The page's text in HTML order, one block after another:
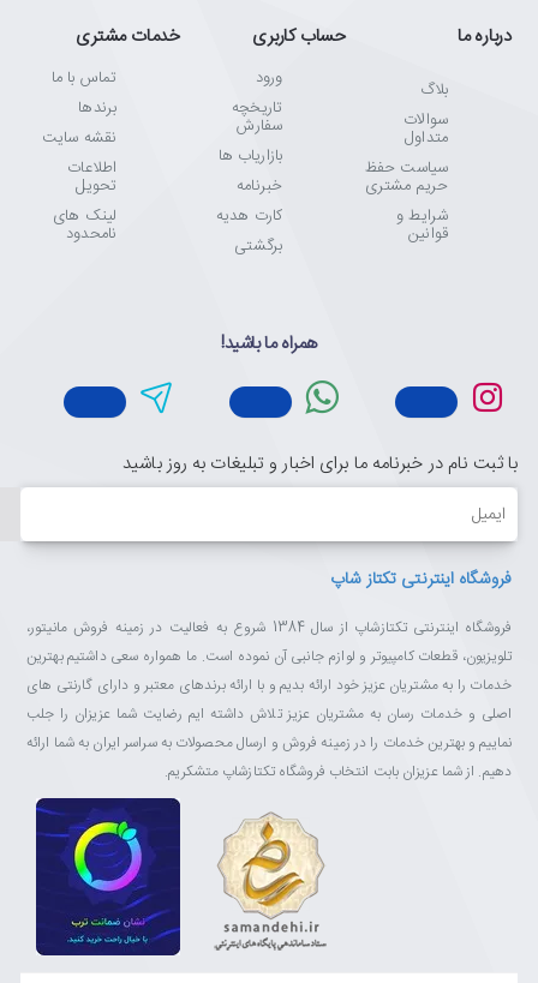
درباره ما
بلاگ
سوالات
متداول
سیاست حفظ
حریم مشتری
شرایط و
قوانین
حساب کاربری
ورود
تاریخچه
سفارش
بازاریاب ها
خبرنامه
کارت هدیه
برگشتی
خدمات مشتری
تماس با ما
برندها
نقشه سایت
اطلاعات
تحویل
لینک های
نامحدود
همراه ما باشید!
با ثبت نام در خبرنامه ما برای اخبار و تبلیغات به روز باشید
ایمیل
فروشگاه اینترنتی تکتاز شاپ
فروشگاه اینترنتی تکتازشاپ از سال 1384 شروع به فعالیت در زمینه فروش مانیتور،
تلویزیون، قطعات کامپیوتر و لوازم جانبی آن نموده است. ما همواره سعی داشتیم بهترین
خدمات را به مشتریان عزیز خود ارائه بدیم و با ارائه برندهای معتبر و دارای گارنتی های
اصلی و خدمات رسان به مشتریان عزیز تلاش داشته ایم رضایت شما عزیزان را جلب
نماییم و بهترین خدمات را در زمینه فروش و ارسال محصولات به سراسر ایران به شما ارائه
دهیم. از شما عزیزان بابت انتخاب فروشگاه تکتازشاپ متشکریم.